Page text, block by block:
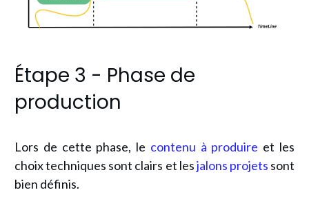
Étape 3 - Phase de
production
Lors de cette phase, le contenu à produire et les
choix techniques sont clairs et lesjalons projets sont
bien définis.